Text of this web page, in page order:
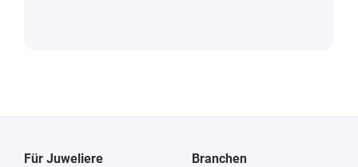
Für Juweliere Branchen